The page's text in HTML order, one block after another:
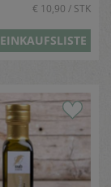
€ 10,90 / STK
EINKAUFSLISTE